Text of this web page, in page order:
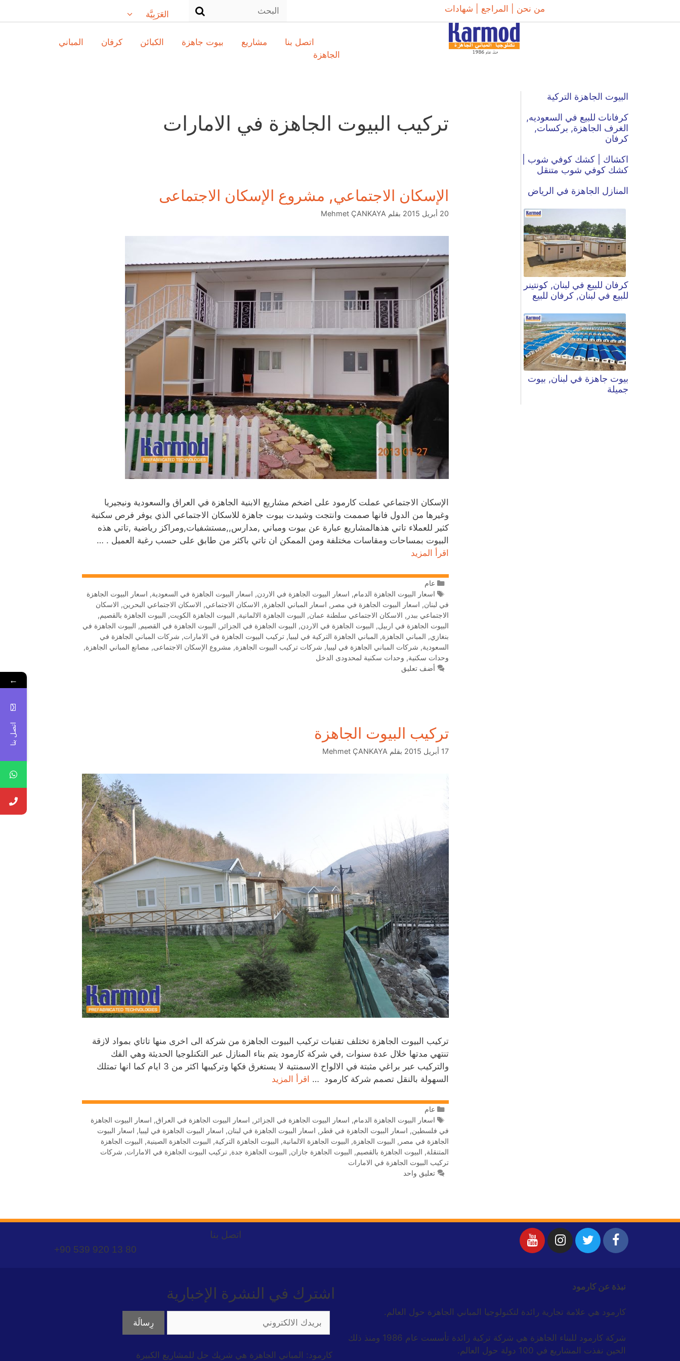
من نحن | المراجع | شهادات
العَرَبِيَّة
اتصل بنا مشاريع بيوت جاهزة الكبائن كرفان
المباني
الجاهزة
تركيب البيوت الجاهزة في الامارات
الإسكان الاجتماعي, مشروع الإسكان الاجتماعى
20 أبريل 2015 بقلم Mehmet ÇANKAYA
الإسكان الاجتماعي عملت كارمود على اضخم مشاريع الابنية الجاهزة في العراق والسعودية ونيجيريا
وغيرها من الدول فانها صممت وانتجت وشيدت بيوت جاهزة للاسكان الاجتماعي الذي يوفر فرص سكنية
كثير للعملاء تاتي هذهالمشاريع عبارة عن بيوت ومباني ,مدارس,,مستشفيات,ومراكز رياضية ,تاتي هذه
البيوت بمساحات ومقاسات مختلفة ومن الممكن ان تاتي باكثر من طابق على حسب رغبة العميل . …
اقرأ المزيد
عام
اسعار البيوت الجاهزة الدمام, اسعار البيوت الجاهزة في الاردن, اسعار البيوت الجاهزة في السعودية, اسعار البيوت الجاهزة
في لبنان, اسعار البيوت الجاهزة في مصر , اسعار المباني الجاهزة, الاسكان الاجتماعي, الاسكان الاجتماعي البحرين, الاسكان
الاجتماعي ببدر , الاسكان الاجتماعي سلطنة عمان, البيوت الجاهزة الالمانية, البيوت الجاهزة الكويت, البيوت الجاهزة بالقصيم,
البيوت الجاهزة في اربيل, البيوت الجاهزة في الاردن, البيوت الجاهزة في الجزائر , البيوت الجاهزة في القصيم, البيوت الجاهزة في
بنغازي, المباني الجاهزة, المباني الجاهزة التركية في ليبيا, تركيب البيوت الجاهزة في الامارات, شركات المباني الجاهزة في
السعودية, شركات المباني الجاهزة في ليبيا, شركات تركيب البيوت الجاهزة, مشروع الإسكان الاجتماعى, مصانع المباني الجاهزة,
وحدات سكنية, وحدات سكنية لمحدودى الدخل
أضف تعليق
تركيب البيوت الجاهزة
17 أبريل 2015 بقلم Mehmet ÇANKAYA
تركيب البيوت الجاهزة تختلف تقنيات تركيب البيوت الجاهزة من شركة الى اخرى منها تاتاي بمواد لازقة
تنتهي مدتها خلال عدة سنوات ,في شركة كارمود يتم بناء المنازل عبر التكنلوجيا الحديثة وهي الفك
والتركيب عبر براغي مثبتة في الالواح الاسمنتية لا يستغرق فكها وتركيبها اكثر من 3 ايام كما انها تمتلك
السهولة بالنقل تصمم شركة كارمود … اقرأ المزيد
عام
اسعار البيوت الجاهزة الدمام, اسعار البيوت الجاهزة في الجزائر , اسعار البيوت الجاهزة في العراق, اسعار البيوت الجاهزة
في فلسطين, اسعار البيوت الجاهزة في قطر , اسعار البيوت الجاهزة في لبنان, اسعار البيوت الجاهزة في ليبيا, اسعار البيوت
الجاهزة في مصر , البيوت الجاهزة, البيوت الجاهزة الالمانية, البيوت الجاهزة التركية, البيوت الجاهزة الصينية, البيوت الجاهزة
المتنقلة, البيوت الجاهزة بالقصيم, البيوت الجاهزة جازان, البيوت الجاهزة جدة, تركيب البيوت الجاهزة في الامارات, شركات
تركيب البيوت الجاهزة في الامارات
تعليق واحد
البيوت الجاهزة التركية
كرفانات للبيع في السعوديه,
الغرف الجاهزة, بركسات,
كرفان
اكشاك | كشك كوفي شوب |
كشك كوفي شوب متنقل
المنازل الجاهزة في الرياض
كرفان للبيع في لبنان, كونتينر
للبيع في لبنان, كرفان للبيع
بيوت جاهزة في لبنان, بيوت
جميلة
اتصل بنا
+90 539 920 13 80
نبذة عن كارمود
كارمود هي علامة تجارية رائدة لتكنولوجيا المباني الجاهزة حول العالم.
شركة كارمود للبناء الجاهزة هي شركة تركية رائدة تأسست عام 1986 ومنذ ذلك
الحين نفذت المشاريع في 100 دولة حول العالم.
اشترك في النشرة الإخبارية
كارمود: المباني الجاهزة هي شريك حل للمشاريع الكبيرة
←
اتصل بنا